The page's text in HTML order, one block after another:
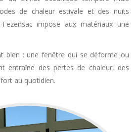
de chaleur estivale et des nuits
impose aux matériaux une
bien : une fenêtre qui se déforme ou
entraîne des pertes de chaleur, des
au quotidien.